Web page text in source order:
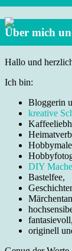
Über mich
Hallo und
Ich bin:
Bloggerin
kreative
DIY
Bastelfee,
fantasievoll,
originell